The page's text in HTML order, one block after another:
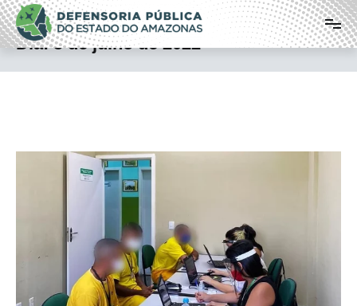
Pular
para
o
conteúdo
Defensoria Pública do Estado do
Amazonas
Dia:5 de julho de 2022